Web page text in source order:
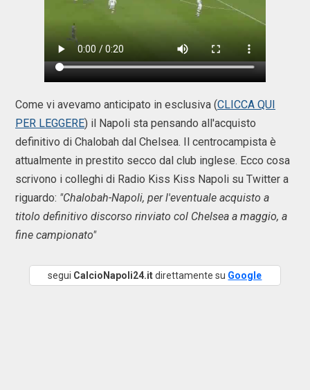
Come vi avevamo anticipato in esclusiva (CLICCA QUI
PER LEGGERE) il Napoli sta pensando all'acquisto
definitivo di Chalobah dal Chelsea. Il centrocampista è
attualmente in prestito secco dal club inglese. Ecco cosa
scrivono i colleghi di Radio Kiss Kiss Napoli su Twitter a
riguardo: "Chalobah-Napoli, per l'eventuale acquisto a
titolo definitivo discorso rinviato col Chelsea a maggio, a
fine campionato"
segui CalcioNapoli24.itdirettamente su Google